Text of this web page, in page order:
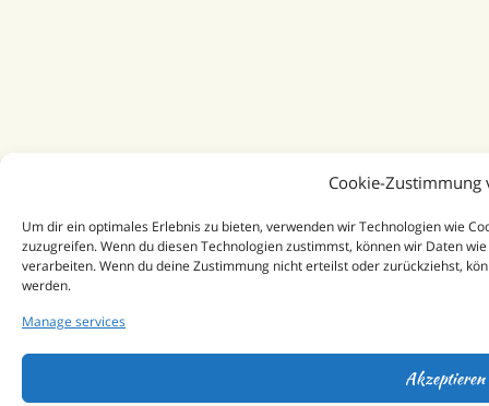
Cookie-Zustimmung
Um dir ein optimales Erlebnis zu bieten, verwenden wir Technologien wie
zuzugreifen. Wenn du diesen Technologien zustimmst, können wir Daten
verarbeiten. Wenn du deine Zustimmung nicht erteilst oder zurückziehst,
werden.
Manage services
Akzeptieren